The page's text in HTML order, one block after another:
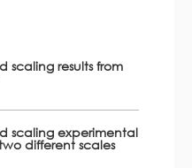
scaling results from
scaling experimental
different scales